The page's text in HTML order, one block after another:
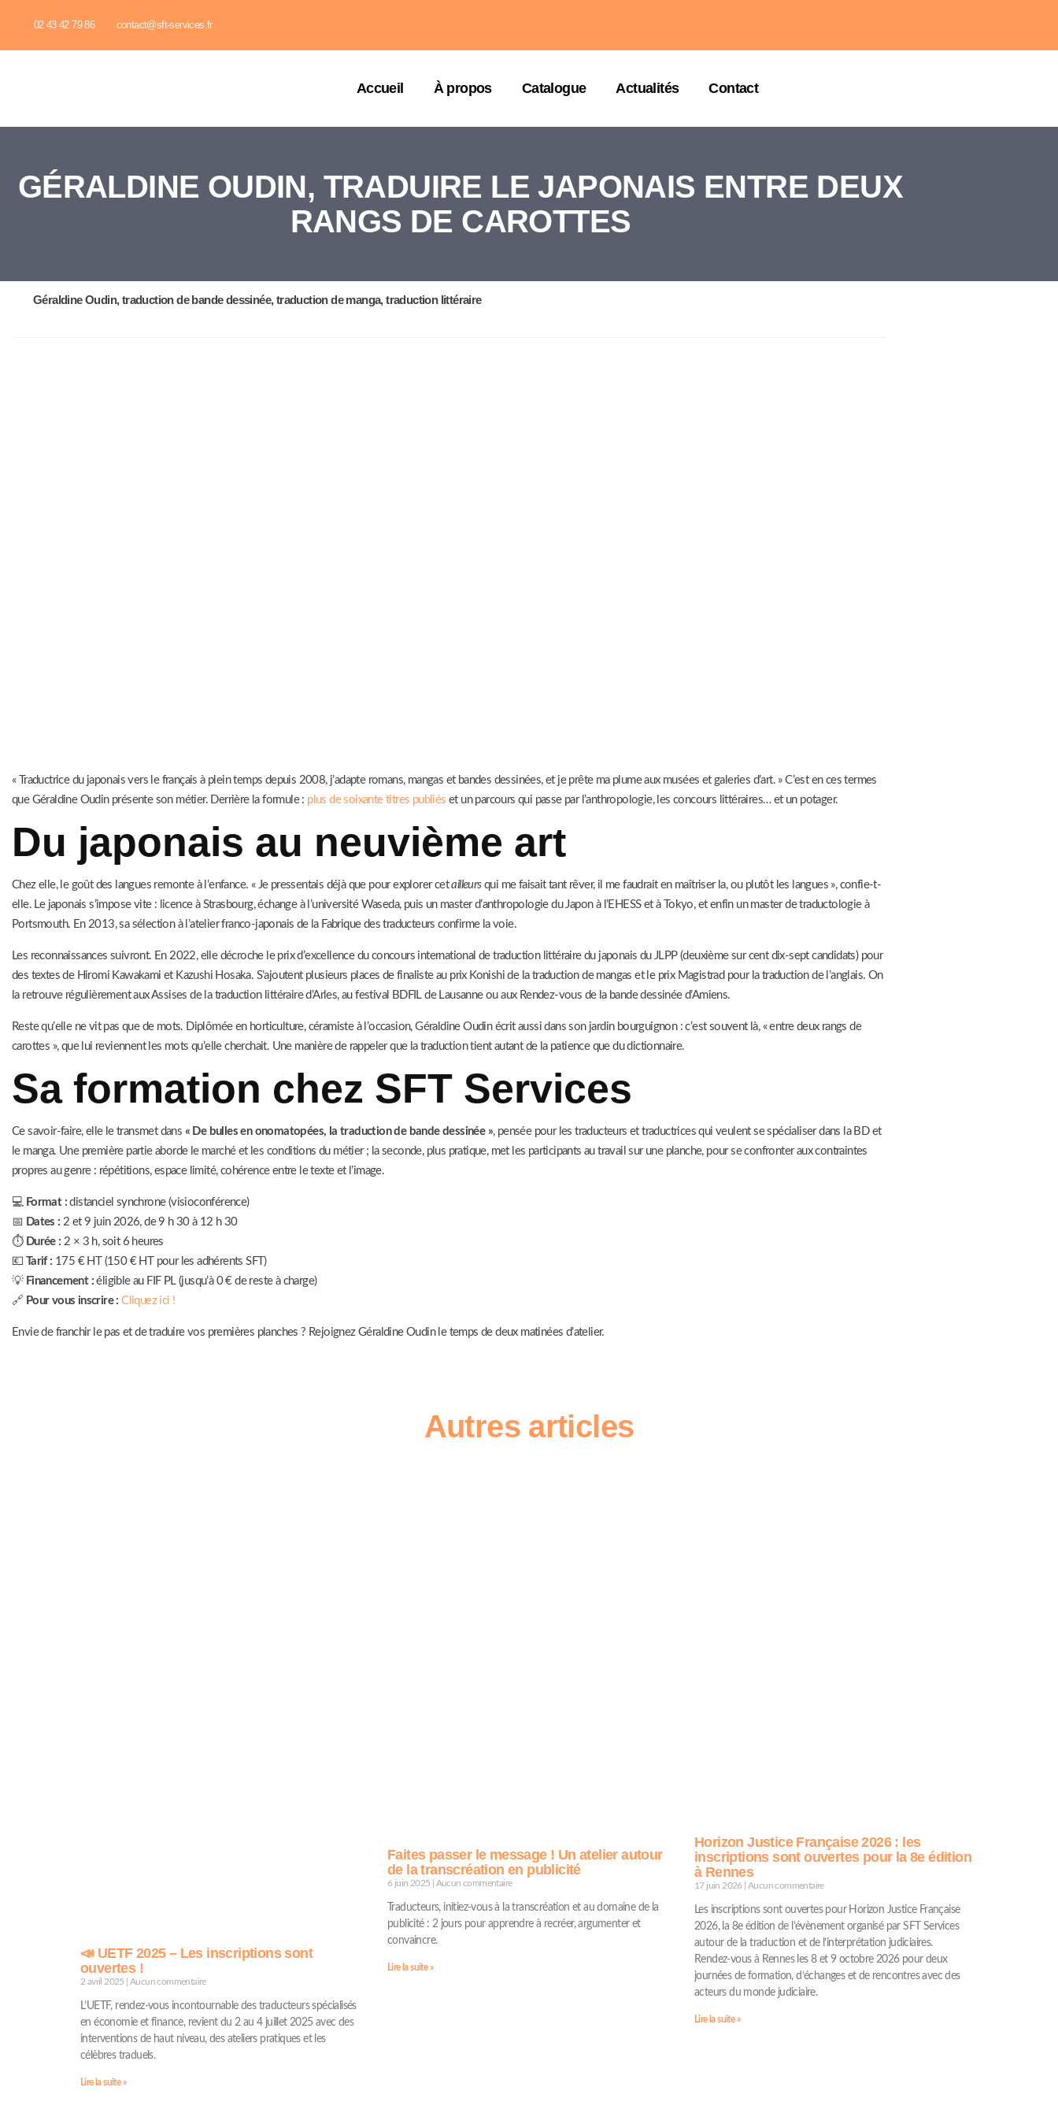
02 43 42 79 86 contact@sft-services.fr
Accueil À propos Catalogue Actualités Contact
GÉRALDINE OUDIN, TRADUIRE LE JAPONAIS ENTRE DEUX
RANGS DE CAROTTES
Géraldine Oudin,traduction de bande dessinée,traduction de manga,traduction littéraire
« Traductrice du japonais vers le français à plein temps depuis 2008, j’adapte romans, mangas et bandes dessinées, et je prête ma plume aux musées et galeries d’art. » C’est en ces termes
que Géraldine Oudin présente son métier. Derrière la formule : plus de soixante titres publiés et un parcours qui passe par l’anthropologie, les concours littéraires… et un potager.
Du japonais au neuvième art
Chez elle, le goût des langues remonte à l’enfance. « Je pressentais déjà que pour explorer cetailleursqui me faisait tant rêver, il me faudrait en maîtriser la, ou plutôt les langues », confie-t-
elle. Le japonais s’impose vite : licence à Strasbourg, échange à l’université Waseda, puis un master d’anthropologie du Japon à l’EHESS et à Tokyo, et enfin un master de traductologie à
Portsmouth. En 2013, sa sélection à l’atelier franco-japonais de la Fabrique des traducteurs confirme la voie.
Les reconnaissances suivront. En 2022, elle décroche le prix d’excellence du concours international de traduction littéraire du japonais du JLPP (deuxième sur cent dix-sept candidats) pour
des textes de Hiromi Kawakami et Kazushi Hosaka. S’ajoutent plusieurs places de finaliste au prix Konishi de la traduction de mangas et le prix Magistrad pour la traduction de l’anglais. On
la retrouve régulièrement aux Assises de la traduction littéraire d’Arles, au festival BDFIL de Lausanne ou aux Rendez-vous de la bande dessinée d’Amiens.
Reste qu’elle ne vit pas que de mots. Diplômée en horticulture, céramiste à l’occasion, Géraldine Oudin écrit aussi dans son jardin bourguignon : c’est souvent là, « entre deux rangs de
carottes », que lui reviennent les mots qu’elle cherchait. Une manière de rappeler que la traduction tient autant de la patience que du dictionnaire.
Sa formation chez SFT Services
Ce savoir-faire, elle le transmet dans « De bulles en onomatopées, la traduction de bande dessinée », pensée pour les traducteurs et traductrices qui veulent se spécialiser dans la BD et
le manga. Une première partie aborde le marché et les conditions du métier ; la seconde, plus pratique, met les participants au travail sur une planche, pour se confronter aux contraintes
propres au genre : répétitions, espace limité, cohérence entre le texte et l’image.
💻 Format : distanciel synchrone (visioconférence)
📅 Dates : 2 et 9 juin 2026, de 9 h 30 à 12 h 30
⏱️ Durée : 2 × 3 h, soit 6 heures
💶 Tarif : 175 € HT (150 € HT pour les adhérents SFT)
💡 Financement : éligible au FIF PL (jusqu’à 0 € de reste à charge)
🔗 Pour vous inscrire : Cliquez ici !
Envie de franchir le pas et de traduire vos premières planches ? Rejoignez Géraldine Oudin le temps de deux matinées d’atelier.
Autres articles
📣 UETF 2025 – Les inscriptions sont
ouvertes !
2 avril 2025 Aucun commentaire
L’UETF, rendez-vous incontournable des traducteurs spécialisés
en économie et finance, revient du 2 au 4 juillet 2025 avec des
interventions de haut niveau, des ateliers pratiques et les
célèbres traduels.
Lire la suite »
Faites passer le message ! Un atelier autour
de la transcréation en publicité
6 juin 2025 Aucun commentaire
Traducteurs, initiez-vous à la transcréation et au domaine de la
publicité : 2 jours pour apprendre à recréer, argumenter et
convaincre.
Lire la suite »
Horizon Justice Française 2026 : les
inscriptions sont ouvertes pour la 8e édition
à Rennes
17 juin 2026 Aucun commentaire
Les inscriptions sont ouvertes pour Horizon Justice Française
2026, la 8e édition de l’évènement organisé par SFT Services
autour de la traduction et de l’interprétation judiciaires.
Rendez-vous à Rennes les 8 et 9 octobre 2026 pour deux
journées de formation, d’échanges et de rencontres avec des
acteurs du monde judiciaire.
Lire la suite »